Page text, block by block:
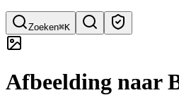
Zoeken⌘K
Snel tools zoeken
Afbeelding naar